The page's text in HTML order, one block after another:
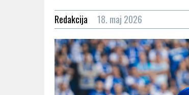
Redakcija 18. maj 2026